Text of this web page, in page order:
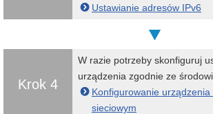
Ustawianie adresów IPv6
Krok 4
W razie potrzeby skonfiguruj
urządzenia zgodnie ze
Konfigurowanie urządzenia
sieciowym